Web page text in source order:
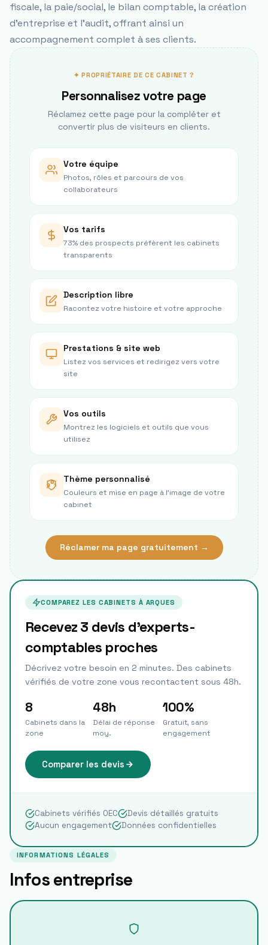
fiscale, la paie/social, le bilan comptable, la création
d'entreprise et l'audit, offrant ainsi un
accompagnement complet à ses clients.
✦ PROPRIÉTAIRE DE CE CABINET ?
Personnalisez votre page
Réclamez cette page pour la compléter et
convertir plus de visiteurs en clients.
Votre équipe
Photos, rôles et parcours de vos
collaborateurs
Vos tarifs
73% des prospects préfèrent les cabinets
transparents
Description libre
Racontez votre histoire et votre approche
Prestations & site web
Listez vos services et redirigez vers votre
site
Vos outils
Montrez les logiciels et outils que vous
utilisez
Thème personnalisé
Couleurs et mise en page à l’image de votre
cabinet
Réclamer ma page gratuitement →
COMPAREZ LES CABINETS À ARQUES
Recevez 3 devis d'experts-
comptables proches
Décrivez votre besoin en 2 minutes. Des cabinets
vérifiés de votre zone vous recontactent sous 48h.
8
Cabinets dans la
zone
48h
Délai de réponse
moy.
100%
Gratuit, sans
engagement
Comparer les devis
Cabinets vérifiés OEC
Devis détaillés gratuits
Aucun engagement
Données confidentielles
INFORMATIONS LÉGALES
Infos entreprise